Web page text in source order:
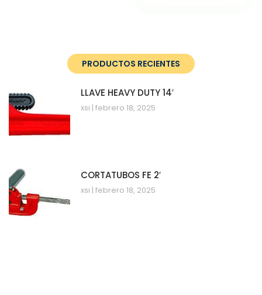
PRODUCTOS RECIENTES
LLAVE HEAVY DUTY 14′
xsi febrero 18, 2025
CORTATUBOS FE 2′
xsi febrero 18, 2025